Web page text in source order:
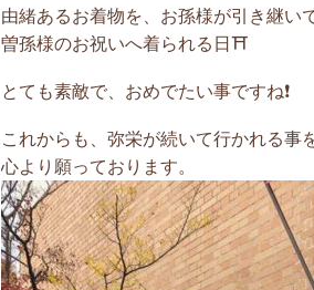
由緒あるお着物を、お孫様が引き継い
曽孫様のお祝いへ着られる日⛩
とても素敵で、おめでたい事ですね❗️
これからも、弥栄が続いて行かれる事
心より願っております。